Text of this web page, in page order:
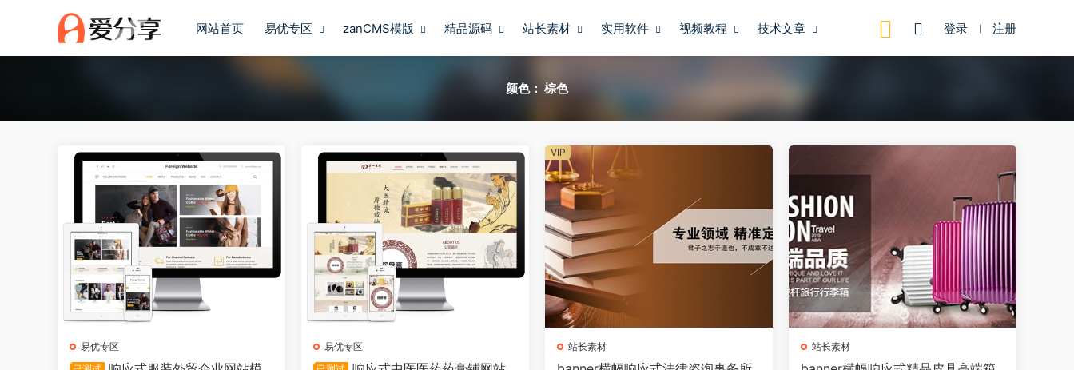
网站首页 易优专区 zanCMS模版 精品源码 站长素材 实用软件 视频教程 技术文章 登录 注册
颜色： 棕色
易优专区
易优专区
站长素材
VIP
站长素材